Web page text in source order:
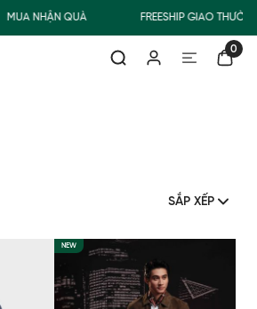
MUA NHẬN QUÀ FREESHIP GIAO
0
SẮP XẾP
NEW